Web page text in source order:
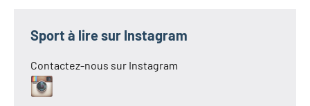
Sport à lire sur Instagram
Contactez-nous sur Instagram